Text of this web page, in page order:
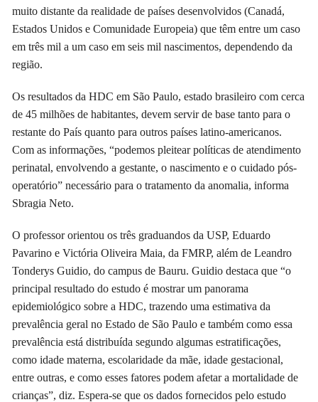
muito distante da realidade de países desenvolvidos (Canadá,
Estados Unidos e Comunidade Europeia) que têm entre um caso
em três mil a um caso em seis mil nascimentos, dependendo da
região.
Os resultados da HDC em São Paulo, estado brasileiro com cerca
de 45 milhões de habitantes, devem servir de base tanto para o
restante do País quanto para outros países latino-americanos.
Com as informações, “podemos pleitear políticas de atendimento
perinatal, envolvendo a gestante, o nascimento e o cuidado pós-
operatório” necessário para o tratamento da anomalia, informa
Sbragia Neto.
O professor orientou os três graduandos da USP, Eduardo
Pavarino e Victória Oliveira Maia, da FMRP, além de Leandro
Tonderys Guidio, do campus de Bauru. Guidio destaca que “o
principal resultado do estudo é mostrar um panorama
epidemiológico sobre a HDC, trazendo uma estimativa da
prevalência geral no Estado de São Paulo e também como essa
prevalência está distribuída segundo algumas estratificações,
como idade materna, escolaridade da mãe, idade gestacional,
entre outras, e como esses fatores podem afetar a mortalidade de
crianças”, diz. Espera-se que os dados fornecidos pelo estudo